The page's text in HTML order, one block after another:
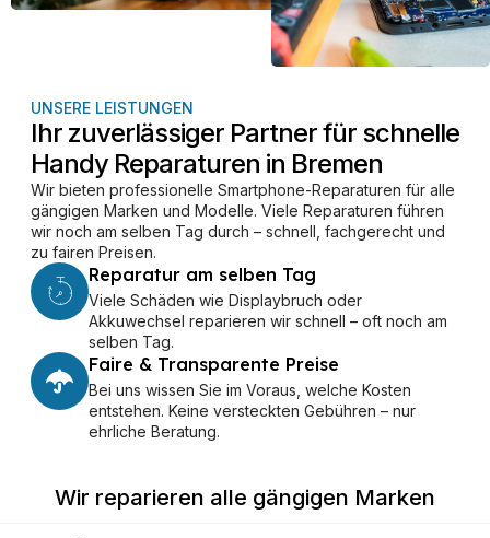
UNSERE LEISTUNGEN
Ihr zuverlässiger Partner für schnelle
Handy Reparaturen in Bremen
Wir bieten professionelle Smartphone-Reparaturen für alle
gängigen Marken und Modelle. Viele Reparaturen führen
wir noch am selben Tag durch – schnell, fachgerecht und
zu fairen Preisen.
Reparatur am selben Tag
Viele Schäden wie Displaybruch oder
Akkuwechsel reparieren wir schnell – oft noch am
selben Tag.
Faire & Transparente Preise
Bei uns wissen Sie im Voraus, welche Kosten
entstehen. Keine versteckten Gebühren – nur
ehrliche Beratung.
Wir reparieren alle gängigen Marken